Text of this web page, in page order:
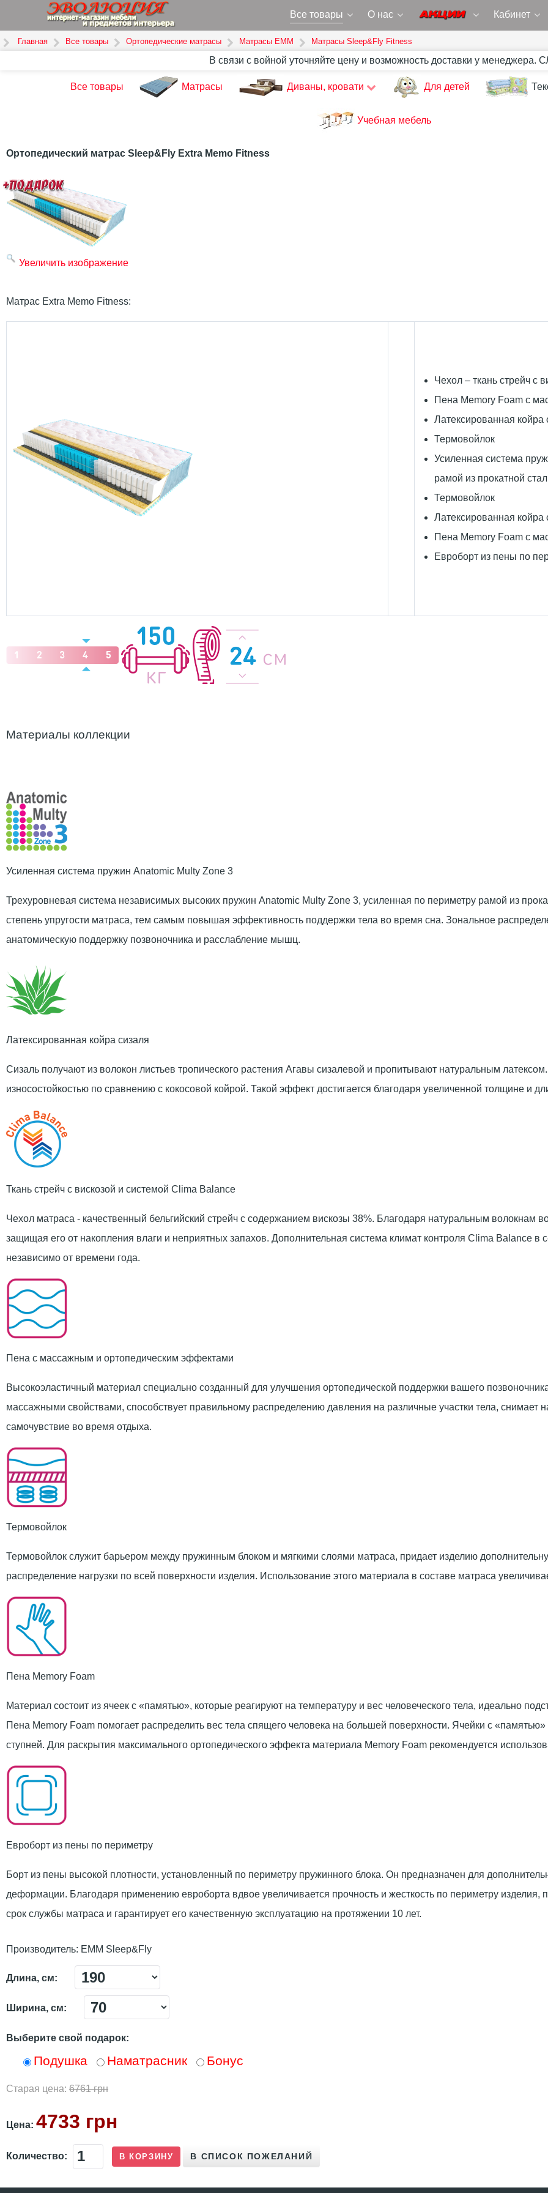
Все товары О нас Кабинет
Главная Все товары Ортопедические матрасы Матрасы ЕММ Матрасы Sleep&Fly Fitness
В связи с войной уточняйте цену и возможность доставки у менеджера.
Все товары Матрасы Диваны, кровати Для детей
Учебная мебель
Ортопедический матрас Sleep&Fly Extra Memo Fitness
Увеличить изображение
Матрас Extra Memo Fitness:
Чехол – ткань стрейч с
Пена Memory Foam с
Латексированная койра
Термовойлок
Усиленная система
рамой из прокатной
Термовойлок
Латексированная койра
Пена Memory Foam с
Евроборт из пены по
Материалы коллекции
Усиленная система пружин Anatomic Multy Zone 3
Трехуровневая система независимых высоких пружин Anatomic Multy Zone 3, усиленная по периметру рамой из
степень упругости матраса, тем самым повышая эффективность поддержки тела во время сна. Зональное
анатомическую поддержку позвоночника и расслабление мышц.
Латексированная койра сизаля
Сизаль получают из волокон листьев тропического растения Агавы сизалевой и пропитывают натуральным
износостойкостью по сравнению с кокосовой койрой. Такой эффект достигается благодаря увеличенной толщине и
Ткань стрейч с вискозой и системой Clima Balance
Чехол матраса - качественный бельгийский стрейч с содержанием вискозы 38%. Благодаря натуральным волокнам
защищая его от накопления влаги и неприятных запахов. Дополнительная система климат контроля Clima Balance в
независимо от времени года.
Пена с массажным и ортопедическим эффектами
Высокоэластичный материал специально созданный для улучшения ортопедической поддержки вашего
массажными свойствами, способствует правильному распределению давления на различные участки тела, снимает
самочувствие во время отдыха.
Термовойлок
Термовойлок служит барьером между пружинным блоком и мягкими слоями матраса, придает изделию
распределение нагрузки по всей поверхности изделия. Использование этого материала в составе матраса
Пена Memory Foam
Материал состоит из ячеек с «памятью», которые реагируют на температуру и вес человеческого тела, идеально
Пена Memory Foam помогает распределить вес тела спящего человека на большей поверхности. Ячейки с
ступней. Для раскрытия максимального ортопедического эффекта материала Memory Foam рекомендуется
Евроборт из пены по периметру
Борт из пены высокой плотности, установленный по периметру пружинного блока. Он предназначен для
деформации. Благодаря применению евроборта вдвое увеличивается прочность и жесткость по периметру
срок службы матраса и гарантирует его качественную эксплуатацию на протяжении 10 лет.
Производитель: ЕММ Sleep&Fly
Длина, см:
Ширина, см:
Выберите свой подарок:
Подушка Наматрасник Бонус
Старая цена: 6761 грн
Цена: 4733 грн
Количество: